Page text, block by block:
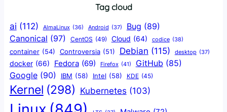
Tag cloud
ai (112) AlmaLinux (36) Android (37) Bug (89)
Canonical (97) CentOS (49) Cloud (64) codice (38)
container (54) Controversia (51) Debian (115) desktop (37)
docker (66) Fedora (69) Firefox (41) GitHub (85)
Google (90) IBM (58) Intel (58) KDE (45)
Kernel (298) Kubernetes (103)